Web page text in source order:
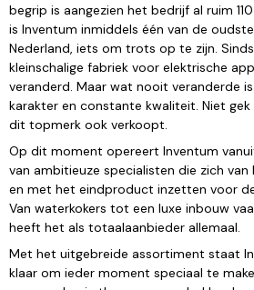
begrip is aangezien het bedrijf al ruim
is Inventum inmiddels één van de
Nederland, iets om trots op te zijn.
kleinschalige fabriek voor elektrische
veranderd. Maar wat nooit veranderde
karakter en constante kwaliteit. Niet gek
dit topmerk ook verkoopt.
Op dit moment opereert Inventum
van ambitieuze specialisten die zich
en met het eindproduct inzetten voor
Van waterkokers tot een luxe inbouw
heeft het als totaalaanbieder allemaal.
Met het uitgebreide assortiment staat
klaar om ieder moment speciaal te